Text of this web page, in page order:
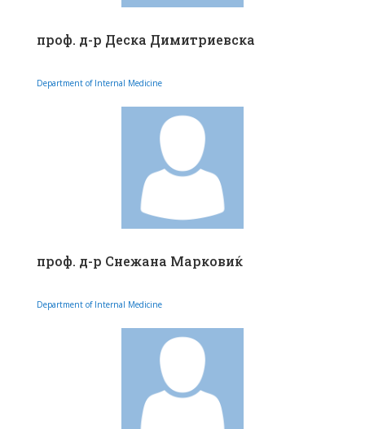
проф. д-р Деска Димитриевска
Department of Internal Medicine
проф. д-р Снежана Марковиќ
Department of Internal Medicine